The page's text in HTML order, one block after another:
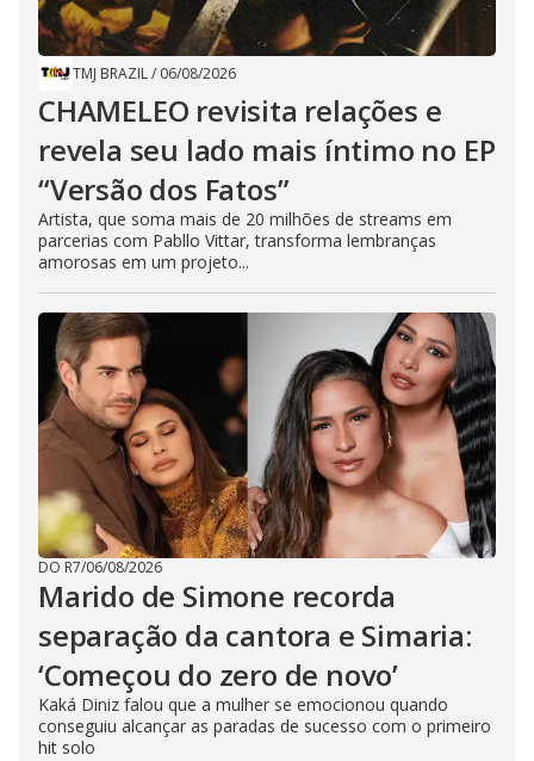
TMJ BRAZIL/ 06/08/2026
CHAMELEO revisita relações e
revela seu lado mais íntimo no EP
“Versão dos Fatos”
Artista, que soma mais de 20 milhões de streams em
parcerias com Pabllo Vittar, transforma lembranças
amorosas em um projeto...
DO R7/06/08/2026
Marido de Simone recorda
separação da cantora e Simaria:
‘Começou do zero de novo’
Kaká Diniz falou que a mulher se emocionou quando
conseguiu alcançar as paradas de sucesso com o primeiro
hit solo